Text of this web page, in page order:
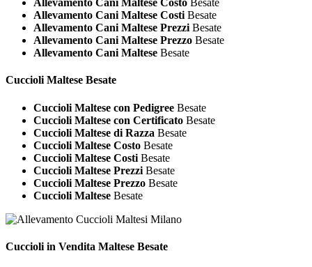
Allevamento Cani Maltese Costo Besate
Allevamento Cani Maltese Costi Besate
Allevamento Cani Maltese Prezzi Besate
Allevamento Cani Maltese Prezzo Besate
Allevamento Cani Maltese Besate
Cuccioli Maltese Besate
Cuccioli Maltese con Pedigree Besate
Cuccioli Maltese con Certificato Besate
Cuccioli Maltese di Razza Besate
Cuccioli Maltese Costo Besate
Cuccioli Maltese Costi Besate
Cuccioli Maltese Prezzi Besate
Cuccioli Maltese Prezzo Besate
Cuccioli Maltese Besate
Cuccioli in Vendita Maltese Besate